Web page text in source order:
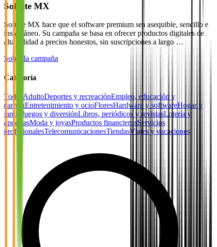
Softlite MX
Softlite MX hace que el software premium sea asequible, sencillo e
instantáneo. Su campaña se basa en ofrecer productos digitales de
alta calidad a precios honestos, sin suscripciones a largo …
Sobre la campaña
Categoría
Todos AdultoDeportes y recreaciónEmpleo, educación y
carreraEntretenimiento y ocioFloresHardware y softwareHogar y
jardín
Juegos y diversiónLibros, periódicos y revistasLotería y
apuestasModa y joyasProductos financierosServicios
profesionalesTelecomunicacionesTiendasViajes y vacaciones